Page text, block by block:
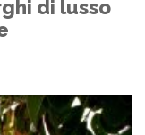
di lusso